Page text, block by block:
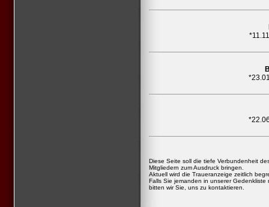
Diese Seite soll die tiefe Verbundenheit
Mitgliedern zum Ausdruck bringen.
Aktuell wird die Traueranzeige zeitlich
Falls Sie jemanden in unserer
bitten wir Sie, uns zu kontaktieren.